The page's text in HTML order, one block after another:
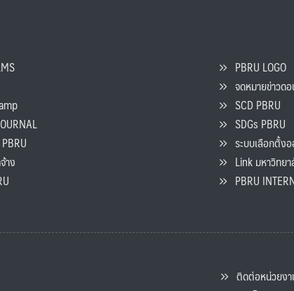
ง
PBRU LOGO
จดหมายข่าวด
SCD PBRU
SDGs PBRU
ระบบเลือกตั้งอ
Link มหาวิทยา
PBRU
ติดต่อหน่วยงา